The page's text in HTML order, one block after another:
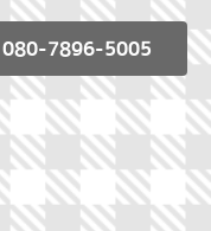
080-7896-5005